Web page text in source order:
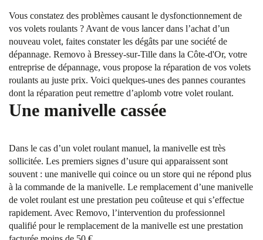
Vous constatez des problèmes causant le dysfonctionnement de
vos volets roulants ? Avant de vous lancer dans l’achat d’un
nouveau volet, faites constater les dégâts par une société de
dépannage. Removo à Bressey-sur-Tille dans la Côte-d'Or, votre
entreprise de dépannage, vous propose la réparation de vos volets
roulants au juste prix. Voici quelques-unes des pannes courantes
dont la réparation peut remettre d’aplomb votre volet roulant.
Une manivelle cassée
Dans le cas d’un volet roulant manuel, la manivelle est très
sollicitée. Les premiers signes d’usure qui apparaissent sont
souvent : une manivelle qui coince ou un store qui ne répond plus
à la commande de la manivelle. Le remplacement d’une manivelle
de volet roulant est une prestation peu coûteuse et qui s’effectue
rapidement. Avec Removo, l’intervention du professionnel
qualifié pour le remplacement de la manivelle est une prestation